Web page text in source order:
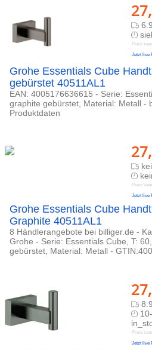
Preis
Jetzt live
Grohe Essentials Cube
gebürstet 40511AL1
EAN: 4005176636615 - Serie:
graphite gebürstet, Material: Metall -
Produktdaten
Preis
Jetzt live
Grohe Essentials Cube
Graphite 40511AL1
8 Händlerangebote bei billiger.de -
Grohe - Serie: Essentials Cube, T:
gebürstet, Material: Metall -
8.9
Preis
Jetzt live